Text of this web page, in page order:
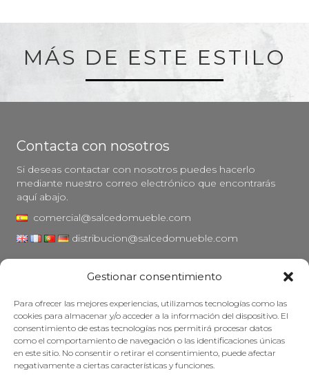
Gestionar consentimiento
Para ofrecer las mejores experiencias, utilizamos tecnologías como las
cookies para almacenar y/o acceder a la información del dispositivo. El
consentimiento de estas tecnologías nos permitirá procesar datos
como el comportamiento de navegación o las identificaciones únicas
en este sitio. No consentir o retirar el consentimiento, puede afectar
negativamente a ciertas características y funciones.
MÁS DE ESTE ESTILO
Contacta con nosotros
Si deseas contactar con nosotros puedes hacerlo
mediante nuestro correo electrónico que encontrarás
aquí abajo.
comercial@salcedomueble.com
distribucion@salcedomueble.com
Aviso legal
Política de privacidad
Política de cookies
Mantener su mueble